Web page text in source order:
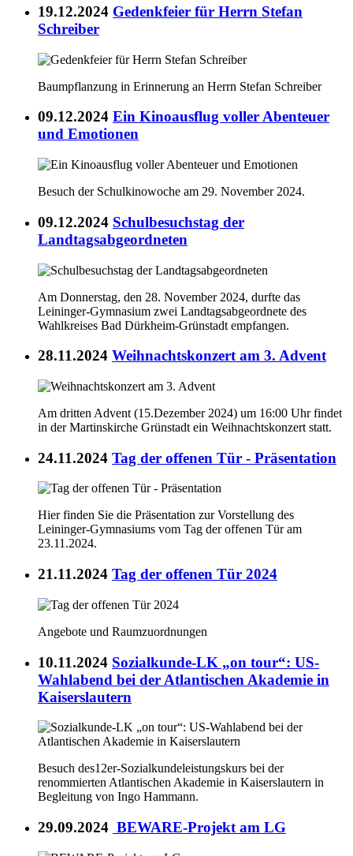
19.12.2024 Gedenkfeier für Herrn Stefan
Schreiber
Baumpflanzung in Erinnerung an Herrn Stefan Schreiber
09.12.2024 Ein Kinoausflug voller Abenteuer
und Emotionen
Besuch der Schulkinowoche am 29. November 2024.
09.12.2024 Schulbesuchstag der
Landtagsabgeordneten
Am Donnerstag, den 28. November 2024, durfte das
Leininger-Gymnasium zwei Landtagsabgeordnete des
Wahlkreises Bad Dürkheim-Grünstadt empfangen.
28.11.2024 Weihnachtskonzert am 3. Advent
Am dritten Advent (15.Dezember 2024) um 16:00 Uhr findet
in der Martinskirche Grünstadt ein Weihnachtskonzert statt.
24.11.2024 Tag der offenen Tür - Präsentation
Hier finden Sie die Präsentation zur Vorstellung des
Leininger-Gymnasiums vom Tag der offenen Tür am
23.11.2024.
21.11.2024 Tag der offenen Tür 2024
Angebote und Raumzuordnungen
10.11.2024 Sozialkunde-LK „on tour“: US-
Wahlabend bei der Atlantischen Akademie in
Kaiserslautern
Besuch des12er-Sozialkundeleistungskurs bei der
renommierten Atlantischen Akademie in Kaiserslautern in
Begleitung von Ingo Hammann.
29.09.2024 BEWARE-Projekt am LG